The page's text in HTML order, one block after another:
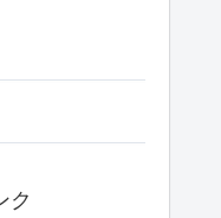
ク